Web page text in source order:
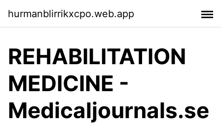
hurmanblirrikxcpo.web.app
REHABILITATION
MEDICINE -
Medicaljournals.se